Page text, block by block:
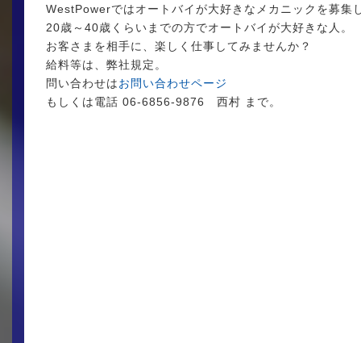
WestPowerではオートバイが大好きなメカニックを募集
20歳～40歳くらいまでの方でオートバイが大好きな人。
お客さまを相手に、楽しく仕事してみませんか？
給料等は、弊社規定。
問い合わせはお問い合わせページ
もしくは電話 06-6856-9876 西村 まで。